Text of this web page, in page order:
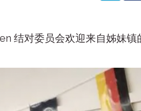
结对委员会欢迎来自姊妹镇